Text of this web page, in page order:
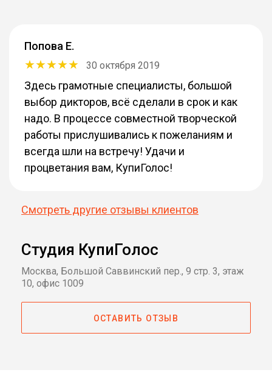
Попова Е.
30 октября 2019
Здесь грамотные специалисты, большой
выбор дикторов, всё сделали в срок и как
надо. В процессе совместной творческой
работы прислушивались к пожеланиям и
всегда шли на встречу! Удачи и
процветания вам, КупиГолос!
Смотреть другие отзывы клиентов
Студия КупиГолос
Москва, Большой Саввинский пер., 9 стр. 3, этаж
10, офис 1009
ОСТАВИТЬ ОТЗЫВ